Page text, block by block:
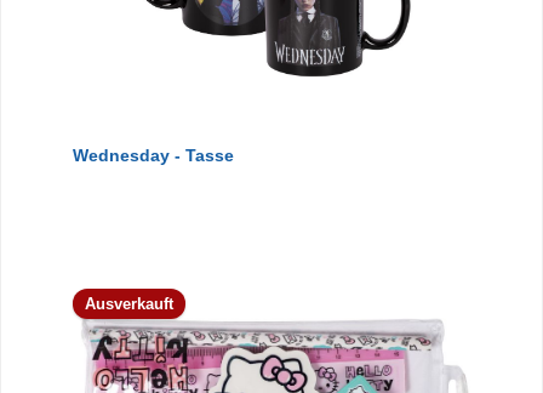
Wednesday - Tasse
Ausverkauft